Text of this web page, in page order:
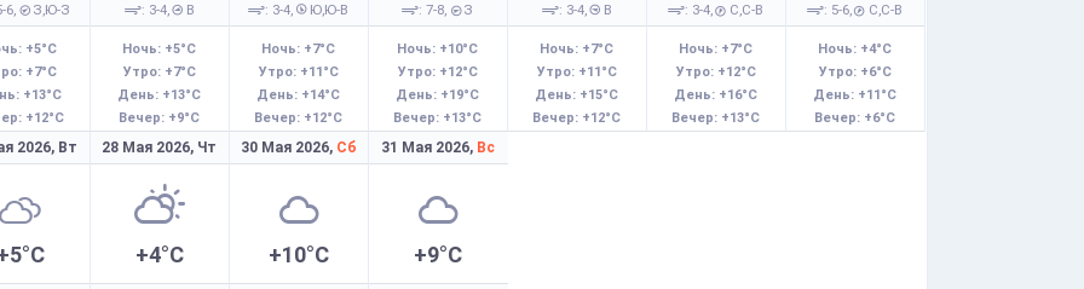
6,
З,Ю-З
+5°C
+7°C
+13°C
+12°C
: 3-4, В
Ночь: +5°C
Утро: +7°C
День: +13°C
Вечер: +9°C
: 3-4, Ю,Ю-В
Ночь: +7°C
Утро: +11°C
День: +14°C
Вечер: +12°C
: 7-8,
З
Ночь: +10°C
Утро: +12°C
День: +19°C
Вечер: +13°C
: 3-4, В
Ночь: +7°C
Утро: +11°C
День: +15°C
Вечер: +12°C
: 3-4,
С,С-В
Ночь: +7°C
Утро: +12°C
День: +16°C
Вечер: +13°C
: 5-6,
С,С-В
Ночь: +4°C
Утро: +6°C
День: +11°C
Вечер: +6°C
2026, Вт 28 Мая 2026, Чт
+4°C
30 Мая 2026, Сб
+10°C
31 Мая 2026, Вс
+9°C